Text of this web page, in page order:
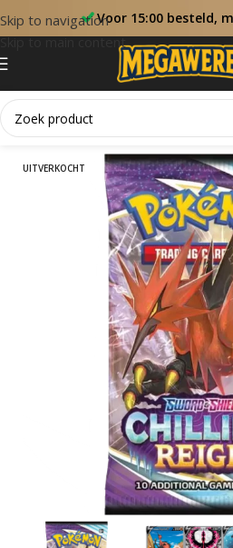
Skip to navigation
Skip to main content
Voor 15:00 besteld,
Home Booster Packs
UITVERKOCHT